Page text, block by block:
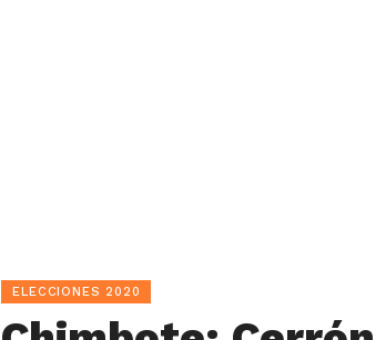
ELECCIONES 2020